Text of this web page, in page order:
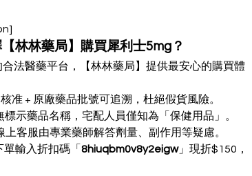
林林藥局】購買犀利士5mg？
法醫藥平台，【林林藥局】提供最安心的購買體
准 + 原廠藥品批號可追溯，杜絕假貨風險。
標示藥品名稱，宅配人員僅知為「保健用品」。
上客服由專業藥師解答劑量、副作用等疑慮。
單輸入折扣碼「 8hiuqbm0v8y2eigw」現折$150，